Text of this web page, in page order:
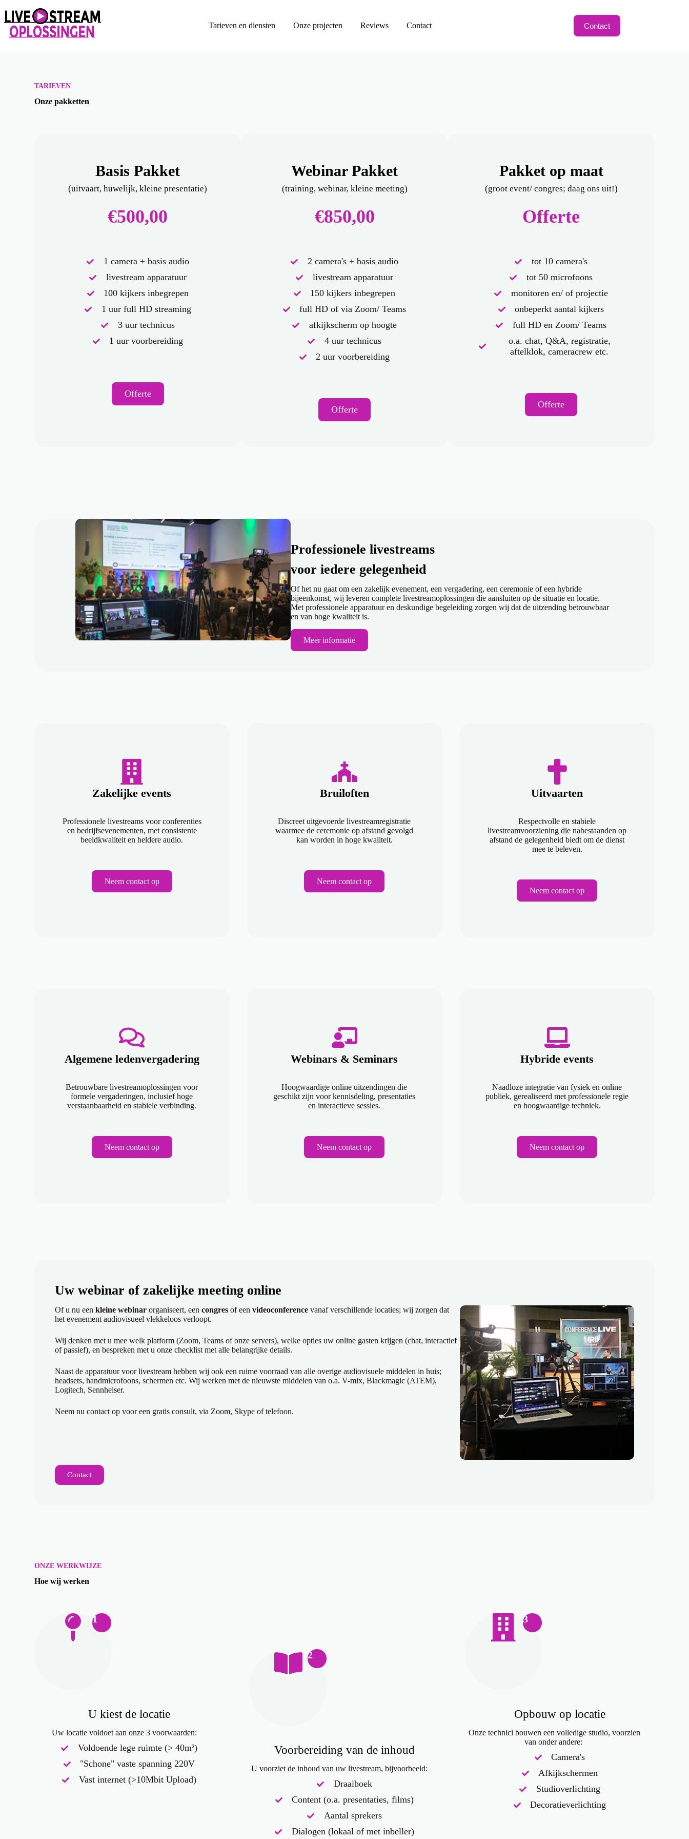
Tarieven en diensten Onze projecten Reviews Contact Contact
TARIEVEN
Onze pakketten
Basis Pakket
(uitvaart, huwelijk, kleine presentatie)
€500,00
1 camera + basis audio
livestream apparatuur
100 kijkers inbegrepen
1 uur full HD streaming
3 uur technicus
1 uur voorbereiding
Offerte
Webinar Pakket
(training, webinar, kleine meeting)
€850,00
2 camera's + basis audio
livestream apparatuur
150 kijkers inbegrepen
full HD of via Zoom/ Teams
afkijkscherm op hoogte
4 uur technicus
2 uur voorbereiding
Offerte
Pakket op maat
(groot event/ congres; daag ons uit!)
Offerte
tot 10 camera's
tot 50 microfoons
monitoren en/ of projectie
onbeperkt aantal kijkers
full HD en Zoom/ Teams
o.a. chat, Q&A, registratie,
aftelklok, cameracrew etc.
Offerte
Professionele livestreams
voor iedere gelegenheid
Of het nu gaat om een zakelijk evenement, een vergadering, een ceremonie of een hybride
bijeenkomst, wij leveren complete livestreamoplossingen die aansluiten op de situatie en locatie.
Met professionele apparatuur en deskundige begeleiding zorgen wij dat de uitzending betrouwbaar
en van hoge kwaliteit is.
Meer informatie
Zakelijke events
Professionele livestreams voor conferenties
en bedrijfsevenementen, met consistente
beeldkwaliteit en heldere audio.
Neem contact op
Bruiloften
Discreet uitgevoerde livestreamregistratie
waarmee de ceremonie op afstand gevolgd
kan worden in hoge kwaliteit.
Neem contact op
Uitvaarten
Respectvolle en stabiele
livestreamvoorziening die nabestaanden op
afstand de gelegenheid biedt om de dienst
mee te beleven.
Neem contact op
Algemene ledenvergadering
Betrouwbare livestreamoplossingen voor
formele vergaderingen, inclusief hoge
verstaanbaarheid en stabiele verbinding.
Neem contact op
Webinars & Seminars
Hoogwaardige online uitzendingen die
geschikt zijn voor kennisdeling, presentaties
en interactieve sessies.
Neem contact op
Hybride events
Naadloze integratie van fysiek en online
publiek, gerealiseerd met professionele regie
en hoogwaardige techniek.
Neem contact op
Uw webinar of zakelijke meeting online
Of u nu eenkleine webinar organiseert, eencongres of eenvideoconference vanaf verschillende locaties; wij zorgen dat
het evenement audiovisueel vlekkeloos verloopt.
Wij denken met u mee welk platform (Zoom, Teams of onze servers), welke opties uw online gasten krijgen (chat, interactief
of passief), en bespreken met u onze checklist met alle belangrijke details.
Naast de apparatuur voor livestream hebben wij ook een ruime voorraad van alle overige audiovisuele middelen in huis;
headsets, handmicrofoons, schermen etc. Wij werken met de nieuwste middelen van o.a. V-mix, Blackmagic (ATEM),
Logitech, Sennheiser.
Neem nu contact op voor een gratis consult, via Zoom, Skype of telefoon.
Contact
ONZE WERKWIJZE
Hoe wij werken
1
U kiest de locatie
Uw locatie voldoet aan onze 3 voorwaarden:
Voldoende lege ruimte (> 40m²)
"Schone" vaste spanning 220V
Vast internet (>10Mbit Upload)
2
Voorbereiding van de inhoud
U voorziet de inhoud van uw livestream, bijvoorbeeld:
Draaiboek
Content (o.a. presentaties, films)
Aantal sprekers
Dialogen (lokaal of met inbeller)
3
Opbouw op locatie
Onze technici bouwen een volledige studio, voorzien
van onder andere:
Camera's
Afkijkschermen
Studioverlichting
Decoratieverlichting